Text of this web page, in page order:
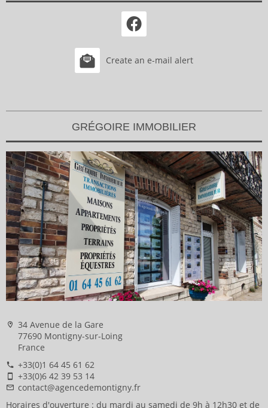
Create an e-mail alert
GRÉGOIRE IMMOBILIER
34 Avenue de la Gare
77690 Montigny-sur-Loing
France
+33(0)1 64 45 61 62
+33(0)6 42 39 53 14
contact@agencedemontigny.fr
Horaires d'ouverture : du mardi au samedi de 9h à 12h30 et de